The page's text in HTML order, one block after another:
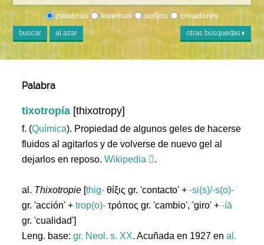
palabras lexemas sufijos creadores
buscar al azar otras búsquedas
Palabra
tixotropía [thixotropy]
f. (Química). Propiedad de algunos geles de hacerse
fluidos al agitarlos y de volverse de nuevo gel al
dejarlos en reposo.Wikipedia .
al. Thixotropie [thig- θίξις gr. 'contacto' +-si(s)/-s(o)-
gr. 'acción' +trop(o)- τρόπος gr. 'cambio', 'giro' +-íā
gr. 'cualidad']
Leng. base:gr. Neol. s. XX. Acuñada en 1927 enal.